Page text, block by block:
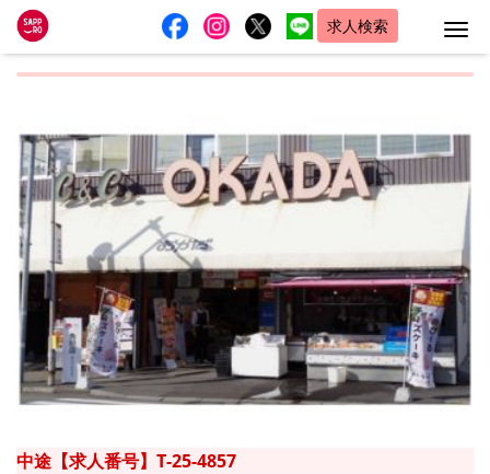
求人検索
中途【求人番号】T-25-4857